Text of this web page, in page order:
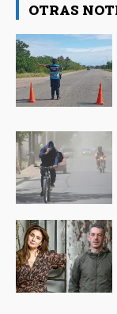
OTRAS